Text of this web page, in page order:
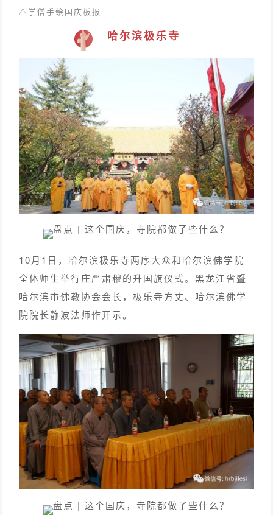
△学僧手绘国庆板报
哈尔滨极乐寺
10月1日，哈尔滨极乐寺两序大众和哈尔滨佛学院
全体师生举行庄严肃穆的升国旗仪式。黑龙江省暨
哈尔滨市佛教协会会长，极乐寺方丈、哈尔滨佛学
院院长静波法师作开示。